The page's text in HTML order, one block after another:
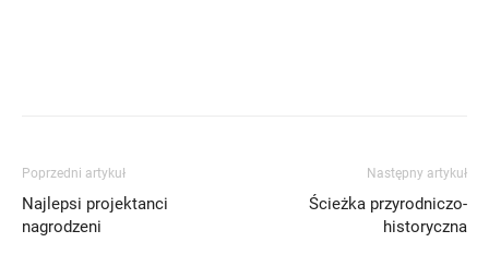
Poprzedni artykuł
Najlepsi projektanci
nagrodzeni
Następny artykuł
Ścieżka przyrodniczo-
historyczna